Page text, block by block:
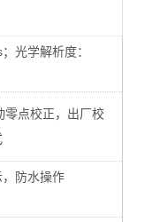
；光学解析度：
零点校正，出厂校
防水操作